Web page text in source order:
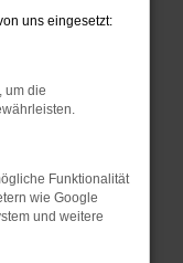
in einem
privaten
uns eingesetzt:
um die
Funktionalität
wie Google
und weitere